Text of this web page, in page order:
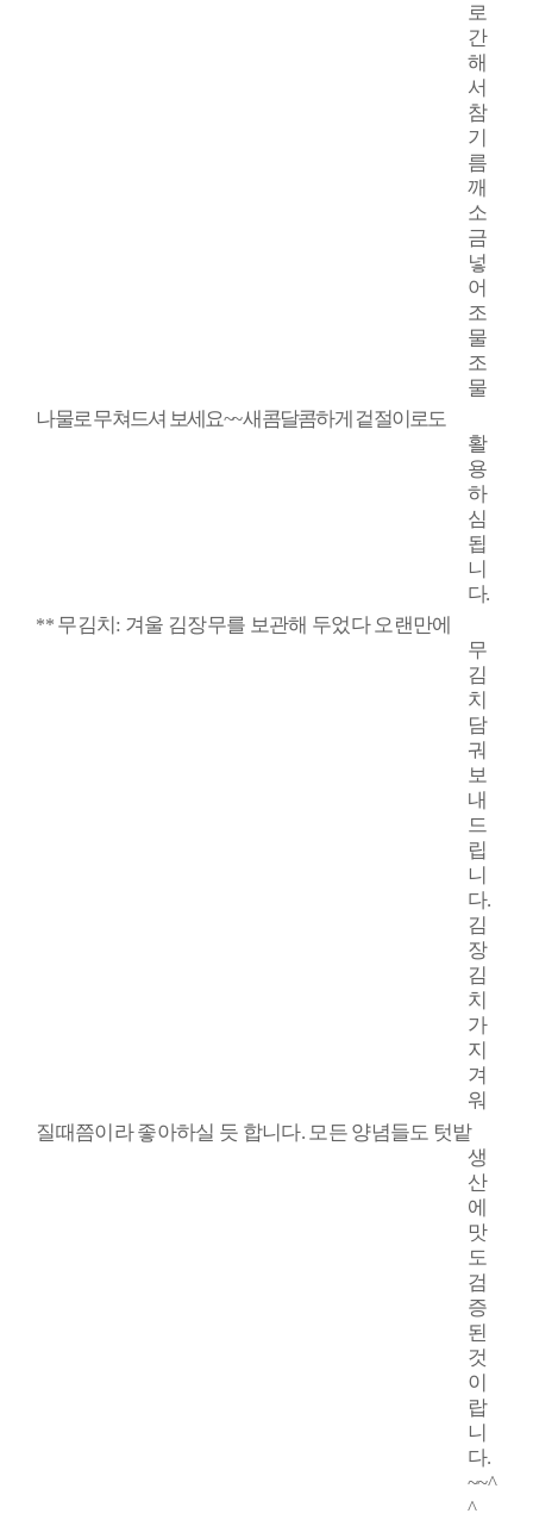
로
간
해
서
참
기
름
깨
소
금
넣
어
조
물
조
물
나물로 무쳐드셔 보세요~~새콤달콤하게 겉절이로도
활
용
하
심
됩
니
다.
** 무김치 : 겨울 김장무를 보관해 두었다 오랜만에
무
김
치
담
궈
보
내
드
립
니
다.
김
장
김
치
가
지
겨
워
질때쯤이라 좋아하실 듯 합니다. 모든 양념들도 텃밭
생
산
에
맛
도
검
증
된
것
이
랍
니
다.
~~^
^